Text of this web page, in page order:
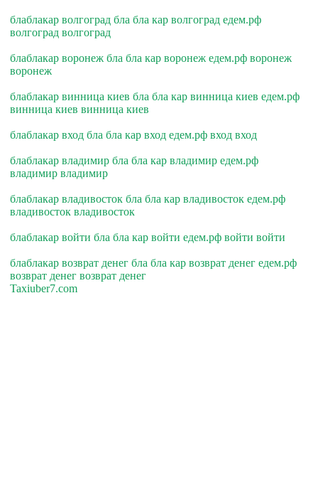
блаблакар волгоград бла бла кар волгоград едем.рф
волгоград волгоград
блаблакар воронеж бла бла кар воронеж едем.рф воронеж
воронеж
блаблакар винница киев бла бла кар винница киев едем.рф
винница киев винница киев
блаблакар вход бла бла кар вход едем.рф вход вход
блаблакар владимир бла бла кар владимир едем.рф
владимир владимир
блаблакар владивосток бла бла кар владивосток едем.рф
владивосток владивосток
блаблакар войти бла бла кар войти едем.рф войти войти
блаблакар возврат денег бла бла кар возврат денег едем.рф
возврат денег возврат денег
Taxiuber7.com